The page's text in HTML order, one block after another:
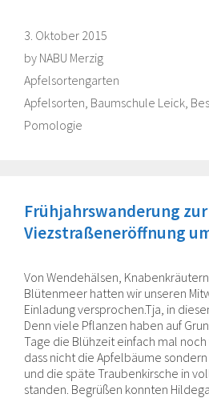
3. Oktober 2015
by NABU Merzig
Categories
Apfelsortengarten
Tags
Apfelsorten, Baumschule Leick,
Pomologie
Frühjahrswanderung zur
Viezstraßeneröffnung
Von Wendehälsen,
Blütenmeer hatten wir unseren
Einladung versprochen.Tja, in
Denn viele Pflanzen haben auf
Tage die Blühzeit einfach mal
dass nicht die Apfelbäume
und die späte Traubenkirsche in
standen. Begrüßen konnten